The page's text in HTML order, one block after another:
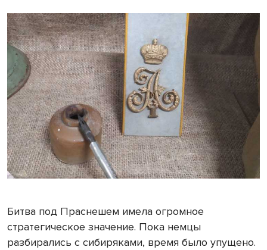
Битва под Праснешем имела огромное
стратегическое значение. Пока немцы
разбирались с сибиряками, время было упущено.